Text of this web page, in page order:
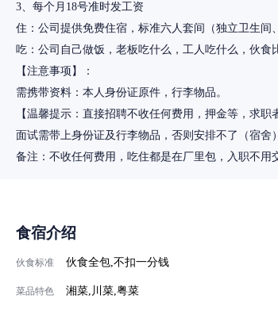
3、每个月18号准时发工资
住：公司提供免费住宿，标准六人套间（独立卫生间
吃：公司自己做饭，老板吃什么，工人吃什么，伙食
【注意事项】：
需携带资料：本人身份证原件，行李物品。
【温馨提示：直接招聘不收任何费用，押金等，求职
面试需带上身份证及行李物品，否则安排不了（宿舍
备注：不收任何费用，吃住都是在厂里包，入职不用
食宿介绍
伙食标准 伙食全包,不扣一分钱
菜品特色 湘菜,川菜,粤菜